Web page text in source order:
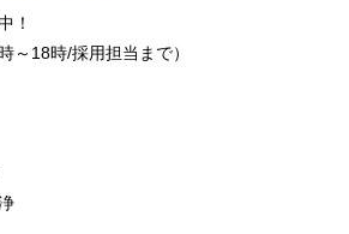
！
～18時/採用担当まで）